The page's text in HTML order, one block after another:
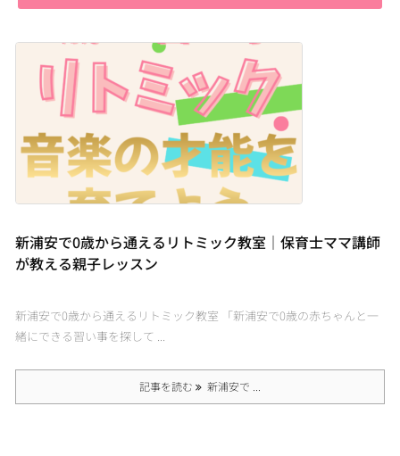
新浦安で0歳から通えるリトミック教室｜保育士ママ講師
が教える親子レッスン
新浦安で0歳から通えるリトミック教室 「新浦安で0歳の赤ちゃんと一
緒にできる習い事を探して ...
記事を読む 新浦安で ...